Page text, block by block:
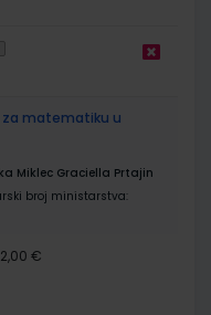
za matematiku u
Miklec Graciella Prtajin
broj ministarstva:
€